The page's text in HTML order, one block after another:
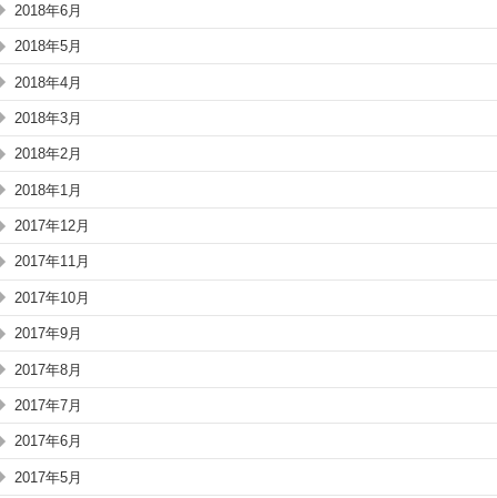
2018年6月
2018年5月
2018年4月
2018年3月
2018年2月
2018年1月
2017年12月
2017年11月
2017年10月
2017年9月
2017年8月
2017年7月
2017年6月
2017年5月